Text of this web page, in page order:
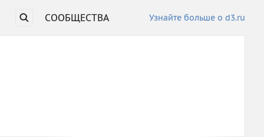
СООБЩЕСТВА Узнайте больше о d3.ru